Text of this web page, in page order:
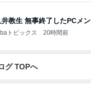
井教生 無事終了したPCメ
トピックス 20時間前
グ TOPへ